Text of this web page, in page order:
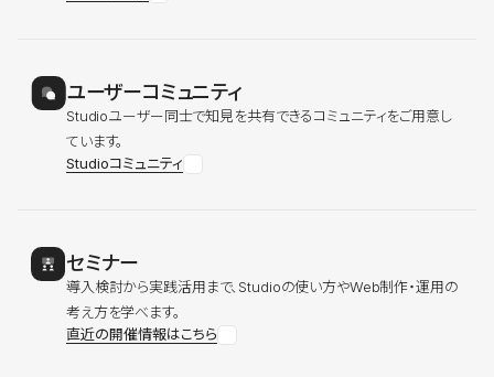
ユーザーコミュニティ
Studioユーザー同士で知見を共有できるコミュニティをご用意し
ています。
Studioコミュニティ
セミナー
導入検討から実践活用まで、Studioの使い方やWeb制作・運用の
考え方を学べます。
直近の開催情報はこちら